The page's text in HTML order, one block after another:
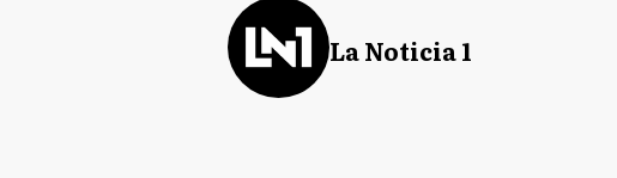
La Noticia 1